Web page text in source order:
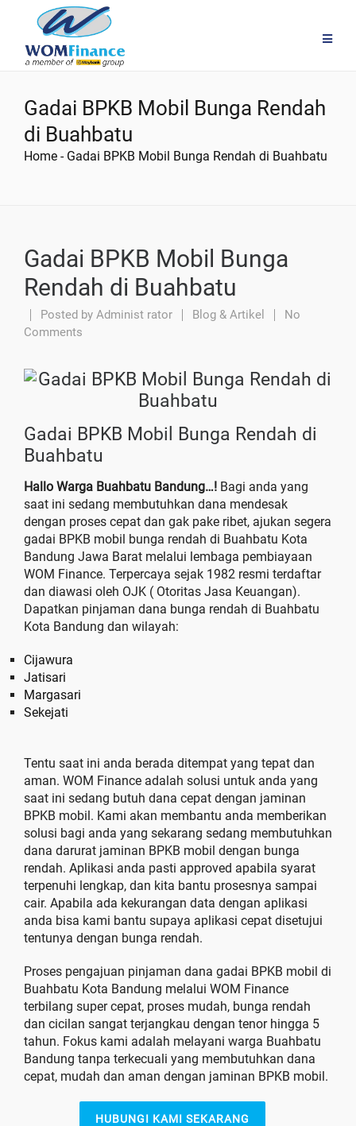
Gadai BPKB Mobil Bunga Rendah
di Buahbatu
Home - Gadai BPKB Mobil Bunga Rendah di Buahbatu
Gadai BPKB Mobil Bunga
Rendah di Buahbatu
Posted by Administ rator Blog & Artikel
No
Comments
Gadai BPKB Mobil Bunga Rendah di
Buahbatu
Hallo Warga Buahbatu Bandung…! Bagi anda yang
saat ini sedang membutuhkan dana mendesak
dengan proses cepat dan gak pake ribet, ajukan segera
gadai BPKB mobil bunga rendah di Buahbatu Kota
Bandung Jawa Barat melalui lembaga pembiayaan
WOM Finance. Terpercaya sejak 1982 resmi terdaftar
dan diawasi oleh OJK ( Otoritas Jasa Keuangan).
Dapatkan pinjaman dana bunga rendah di Buahbatu
Kota Bandung dan wilayah:
Cijawura
Jatisari
Margasari
Sekejati
Tentu saat ini anda berada ditempat yang tepat dan
aman. WOM Finance adalah solusi untuk anda yang
saat ini sedang butuh dana cepat dengan jaminan
BPKB mobil. Kami akan membantu anda memberikan
solusi bagi anda yang sekarang sedang membutuhkan
dana darurat jaminan BPKB mobil dengan bunga
rendah. Aplikasi anda pasti approved apabila syarat
terpenuhi lengkap, dan kita bantu prosesnya sampai
cair. Apabila ada kekurangan data dengan aplikasi
anda bisa kami bantu supaya aplikasi cepat disetujui
tentunya dengan bunga rendah.
Proses pengajuan pinjaman dana gadai BPKB mobil di
Buahbatu Kota Bandung melalui WOM Finance
terbilang super cepat, proses mudah, bunga rendah
dan cicilan sangat terjangkau dengan tenor hingga 5
tahun. Fokus kami adalah melayani warga Buahbatu
Bandung tanpa terkecuali yang membutuhkan dana
cepat, mudah dan aman dengan jaminan BPKB mobil.
HUBUNGI KAMI SEKARANG